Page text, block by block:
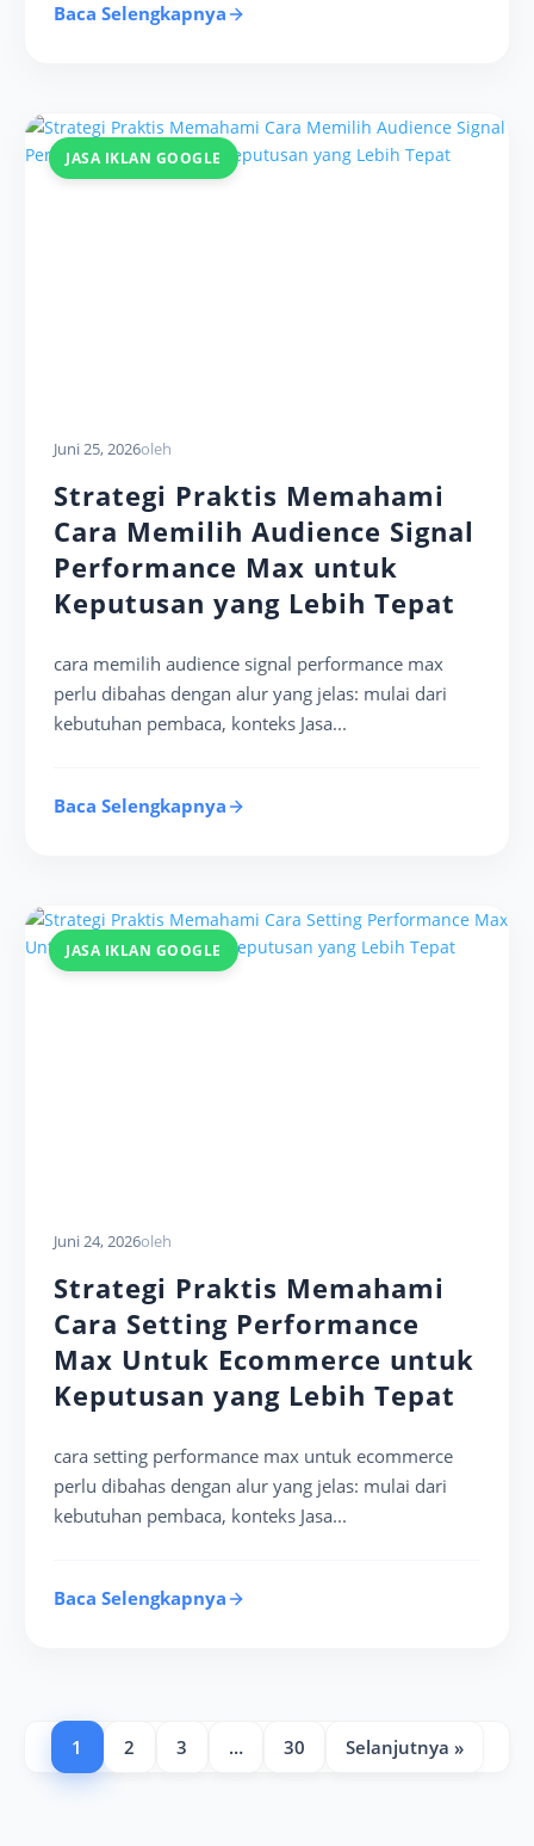
Baca Selengkapnya
JASA IKLAN GOOGLE
Juni 25, 2026oleh
Strategi Praktis Memahami
Cara Memilih Audience Signal
Performance Max untuk
Keputusan yang Lebih Tepat
cara memilih audience signal performance max
perlu dibahas dengan alur yang jelas: mulai dari
kebutuhan pembaca, konteks Jasa...
Baca Selengkapnya
JASA IKLAN GOOGLE
Juni 24, 2026oleh
Strategi Praktis Memahami
Cara Setting Performance
Max Untuk Ecommerce untuk
Keputusan yang Lebih Tepat
cara setting performance max untuk ecommerce
perlu dibahas dengan alur yang jelas: mulai dari
kebutuhan pembaca, konteks Jasa...
Baca Selengkapnya
1 2 3 … 30 Selanjutnya »